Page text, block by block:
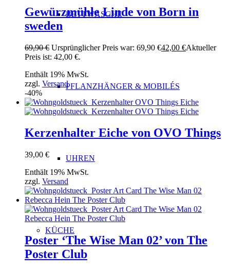
BETTWÄSCHE
PFLANZHÄNGER & MOBILÉS
UHREN
KÜCHE
Gewürzmühle Linde von Born in
sweden
69,90€ Ursprünglicher Preis war: 69,90 €42,00 €Aktueller
Preis ist: 42,00 €.
Enthält 19% MwSt.
zzgl. Versand
-40%
Kerzenhalter Eiche von OVO Things
39,00 €
Enthält 19% MwSt.
zzgl. Versand
Poster ‘The Wise Man 02’ von The
Poster Club